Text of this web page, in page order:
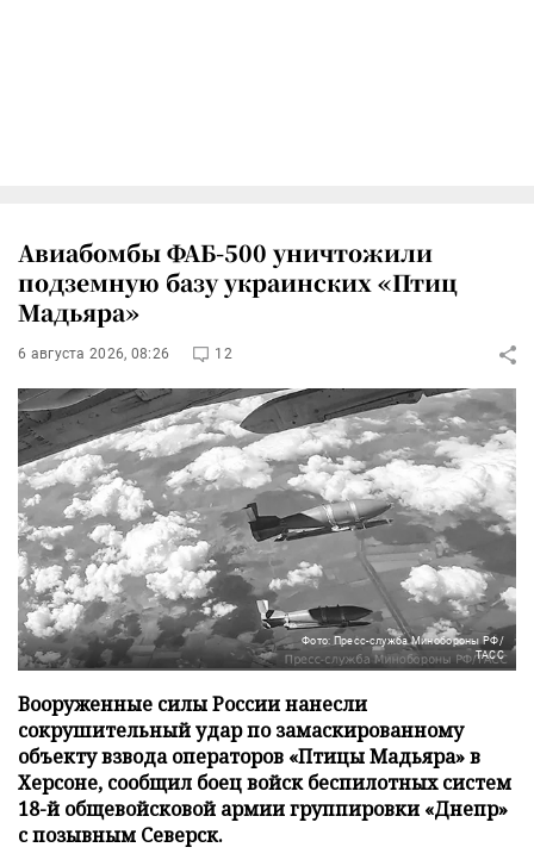
Авиабомбы ФАБ-500 уничтожили
подземную базу украинских «Птиц
Мадьяра»
6 августа 2026, 08:26 12
Фото: Пресс-служба Минобороны РФ/
ТАСС
Вооруженные силы России нанесли
сокрушительный удар по замаскированному
объекту взвода операторов «Птицы Мадьяра» в
Херсоне, сообщил боец войск беспилотных систем
18-й общевойсковой армии группировки «Днепр»
с позывным Северск.